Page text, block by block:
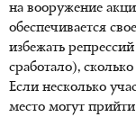
на вооружение
обеспечивается
избежать
сработало),
Если несколько
место могут прийти